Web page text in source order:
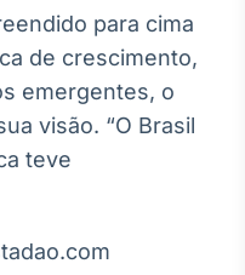
ativos
breve
para cima
de crescimento,
emergentes, o
visão. “O Brasil
teve